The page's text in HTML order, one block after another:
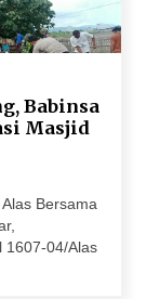
Babinsa
Masjid
Bersama
1607-04/Alas